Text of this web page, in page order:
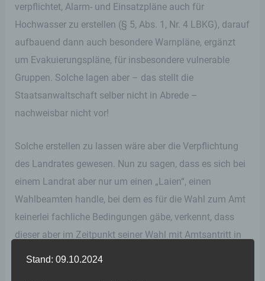
verpflichtet, Alarm- und Einsatzpläne auch für
Hochwasser zu erstellen (§ 5, Abs. 1, Nr. 4 LBKG), darauf
aufbauend dann auch besondere Warnpläne, ergänzt
um Evakuierungspläne, für insbesondere vulnerable
Gruppen. Solche lagen aber – das stellt die
Staatsanwaltschaft selber nicht in Abrede –
nachweisbar nicht vor!
Solche erstellen zu lassen wäre aber die Verpflichtung
des Landrates gewesen. Nun zu sagen, dass es sich bei
einem Landrat aber nur um einen „Laien“, einen
Wahlbeamten handle, bei dem es für die Wahl zum Amt
keinerlei fachliche Bedingungen gäbe, verkennt, dass
dieser aber im Zeitpunkt seiner Wahl mit Amtsantritt in
Stand: 09.10.2024